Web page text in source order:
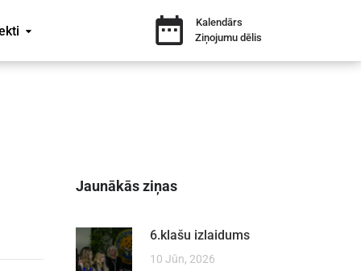
Kalendārs
Ziņojumu dēlis
Jaunākās ziņas
6.klašu izlaidums
10 Jūn, 2026